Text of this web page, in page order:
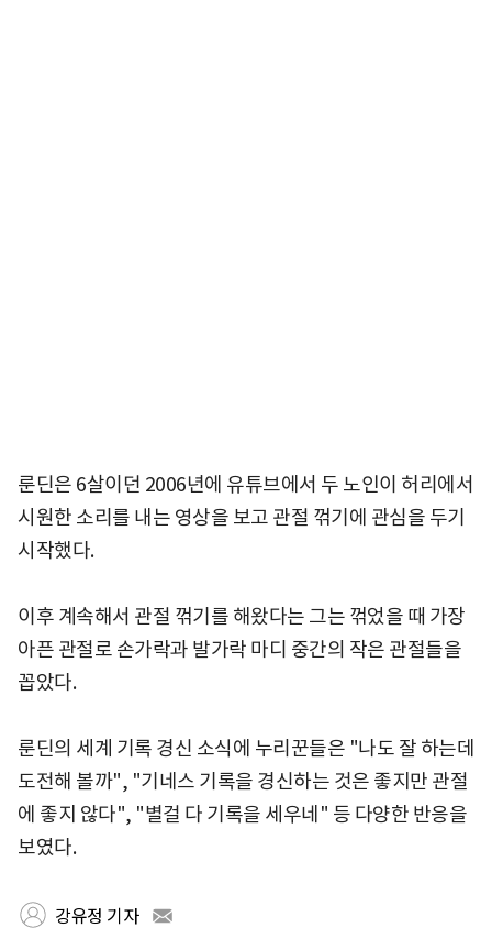
룬딘은 6살이던 2006년에 유튜브에서 두 노인이 허리에서
시원한 소리를 내는 영상을 보고 관절 꺾기에 관심을 두기
시작했다.
이후 계속해서 관절 꺾기를 해왔다는 그는 꺾었을 때 가장
아픈 관절로 손가락과 발가락 마디 중간의 작은 관절들을
꼽았다.
룬딘의 세계 기록 경신 소식에 누리꾼들은 "나도 잘 하는데
도전해 볼까", "기네스 기록을 경신하는 것은 좋지만 관절
에 좋지 않다", "별걸 다 기록을 세우네" 등 다양한 반응을
보였다.
강유정 기자